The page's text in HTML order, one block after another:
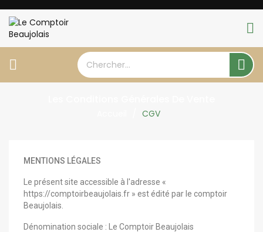
 
CGV
MENTIONS LÉGALES
Le présent site accessible à l'adresse «
https://comptoirbeaujolais.fr » est édité par le comptoir
Beaujolais.
Dénomination sociale : Le Comptoir Beaujolais